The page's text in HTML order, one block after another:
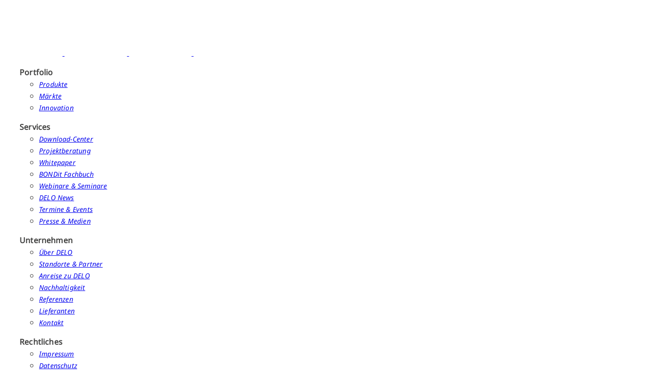
Portfolio
Produkte
Märkte
Innovation
Services
Download-Center
Projektberatung
Whitepaper
BONDit Fachbuch
Webinare & Seminare
DELO News
Termine & Events
Presse & Medien
Unternehmen
Über DELO
Standorte & Partner
Anreise zu DELO
Nachhaltigkeit
Referenzen
Lieferanten
Kontakt
Rechtliches
Impressum
Datenschutz